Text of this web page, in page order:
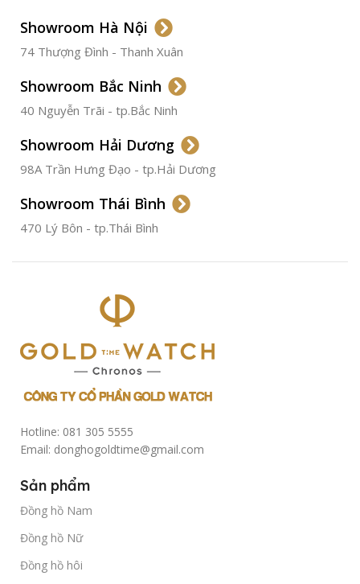
CHỐNG NƯỚC
Showroom Hà Nội
74 Thượng Đình - Thanh Xuân
Showroom Bắc Ninh
40 Nguyễn Trãi - tp.Bắc Ninh
Showroom Hải Dương
98A Trần Hưng Đạo - tp.Hải Dương
Showroom Thái Bình
470 Lý Bôn - tp.Thái Bình
Hotline: 081 305 5555
Email: donghogoldtime@gmail.com
Sản phẩm
Đồng hồ Nam
Đồng hồ Nữ
Đồng hồ hôi